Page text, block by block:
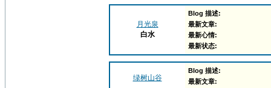
月光泉
白水
Blog 描述:
最新文章:
最新心情:
最新状态:
绿树山谷
Blog 描述:
最新文章: